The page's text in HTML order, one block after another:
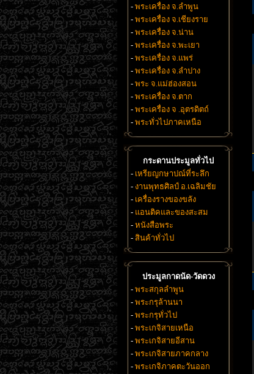
- พระเครื่อง จ.ลำพูน
- พระเครื่อง จ.เชียงราย
- พระเครื่อง จ.น่าน
- พระเครื่อง จ.พะเยา
- พระเครื่อง จ.แพร่
- พระเครื่อง จ.ลำปาง
- พระ จ.แม่ฮ่องสอน
- พระเครื่อง จ.ตาก
- พระเครื่อง จ .อุตรดิตถ์
- พระทั่วไปภาคเหนือ
กระดานประมูลทั่วไป
- เหรียญกษาปณ์ที่ระลึก
- งานพุทธศิลป์ อ.เฉลิมชัย
- เครื่องรางของขลัง
- แอนติคและของสะสม
- หนังสือพระ
- สินค้าทั่วไป
ประมูลกาดนัด-วัดดวง
- พระสกุลลำพูน
- พระกรุล้านนา
- พระกรุทั่วไป
- พระเกจิสายเหนือ
- พระเกจิสายอีสาน
- พระเกจิสายภาคกลาง
- พระเกจิภาคตะวันออก